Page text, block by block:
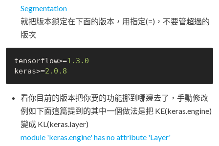
Segmentation
就把版本鎖定在下面的版本，用指定(=)，不要管超過的
版次
tensorflow>=1.3 .0
keras>=2.0 .8
看你目前的版本把你要的功能挪到哪邊去了，手動修改
例如下面這篇提到的其中一個做法是把 KE(keras.engine)
變成 KL(keras.layer)
module 'keras.engine' has no attribute 'Layer'